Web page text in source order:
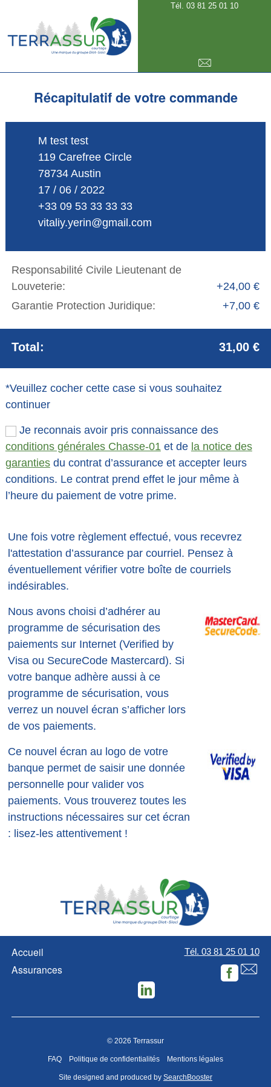
Tél. 03 81 25 01 10
Récapitulatif de votre commande
M test test
119 Carefree Circle
78734 Austin
17 / 06 / 2022
+33 09 53 33 33 33
vitaliy.yerin@gmail.com
Responsabilité Civile Lieutenant de
Louveterie:
+24,00 €
Garantie Protection Juridique:
+7,00 €
Total: 31,00 €
*Veuillez cocher cette case si vous souhaitez
continuer
Je reconnais avoir pris connaissance des
conditions générales Chasse-01et de la notice des
garantiesdu contrat d’assurance et accepter leurs
conditions. Le contrat prend effet le jour même à
l’heure du paiement de votre prime.
Une fois votre règlement effectué, vous recevrez
l'attestation d’assurance par courriel. Pensez à
éventuellement vérifier votre boîte de courriels
indésirables.
Nous avons choisi d’adhérer au
programme de sécurisation des
paiements sur Internet (Verified by
Visa ou SecureCode Mastercard). Si
votre banque adhère aussi à ce
programme de sécurisation, vous
verrez un nouvel écran s’afficher lors
de vos paiements.
Ce nouvel écran au logo de votre
banque permet de saisir une donnée
personnelle pour valider vos
paiements. Vous trouverez toutes les
instructions nécessaires sur cet écran
: lisez-les attentivement !
Accueil
Assurances
Tél. 03 81 25 01 10
Facebook
©2026 Terrassur
FAQ Politique de confidentialités Mentions légales
Site designed and produced by SearchBooster